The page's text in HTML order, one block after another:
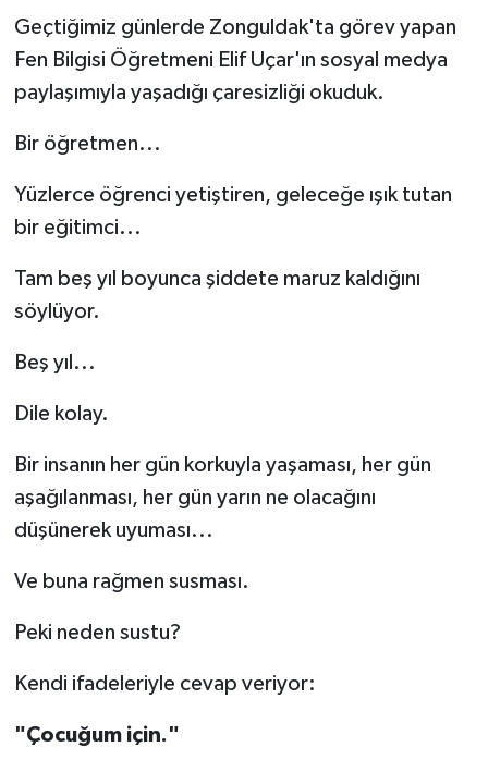
Geçtiğimiz günlerde Zonguldak'ta görev yapan
Fen Bilgisi Öğretmeni Elif Uçar'ın sosyal medya
paylaşımıyla yaşadığı çaresizliği okuduk.
Bir öğretmen...
Yüzlerce öğrenci yetiştiren, geleceğe ışık tutan
bir eğitimci...
Tam beş yıl boyunca şiddete maruz kaldığını
söylüyor.
Beş yıl...
Dile kolay.
Bir insanın her gün korkuyla yaşaması, her gün
aşağılanması, her gün yarın ne olacağını
düşünerek uyuması...
Ve buna rağmen susması.
Peki neden sustu?
Kendi ifadeleriyle cevap veriyor:
"Çocuğum için."